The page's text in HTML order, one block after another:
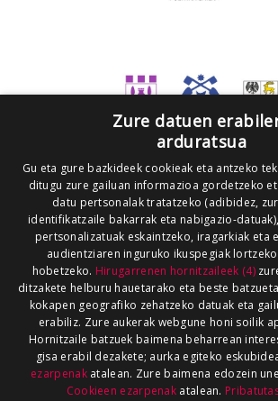
Zure datuen
arduratsua
Gu eta gure bazkideek cookieak eta antzeko
ditugu zure gailuan informazioa gordetzeko
datu pertsonalak tratatzeko (adibidez,
identifikatzaile bakarrak eta nabigazio-
pertsonalizatuak eskaintzeko, iragarkiak eta
audientziaren inguruko ikuspegiak
hobetzeko. Hirugarrenen hornitzaileek (4)
ditzakete helburu hauetarako eta beste
kokapen geografiko zehatzeko datuak eta
erabiliz. Zure aukerak webgune honi soilik
Hornitzaile batzuek baimena beharrean
gisa erabil dezakete; aurka egiteko
ezarpenakatalean. Zure baimena edozein
Cookieen ezarpenak atalean.